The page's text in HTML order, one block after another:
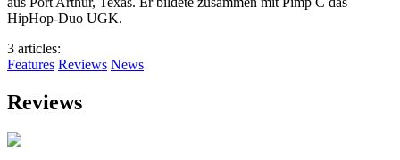
HipHop-Duo UGK.
3 articles:
Features Reviews News
Reviews